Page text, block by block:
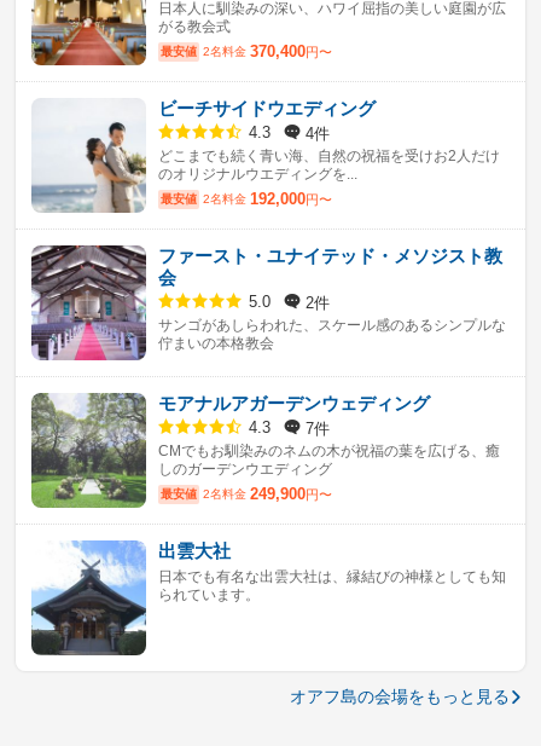
日本人に馴染みの深い、ハワイ屈指の美しい庭園が広
がる教会式
最安値 2名料金 370,400円〜
ビーチサイドウエディング
4.3 4件
どこまでも続く青い海、自然の祝福を受けお2人だけ
のオリジナルウエディングを...
最安値 2名料金 192,000円〜
ファースト・ユナイテッド・メソジスト教
会
5.0 2件
サンゴがあしらわれた、スケール感のあるシンプルな
佇まいの本格教会
モアナルアガーデンウェディング
4.3 7件
CMでもお馴染みのネムの木が祝福の葉を広げる、癒
しのガーデンウエディング
最安値 2名料金 249,900円〜
出雲大社
日本でも有名な出雲大社は、縁結びの神様としても知
られています。
オアフ島の会場をもっと見る